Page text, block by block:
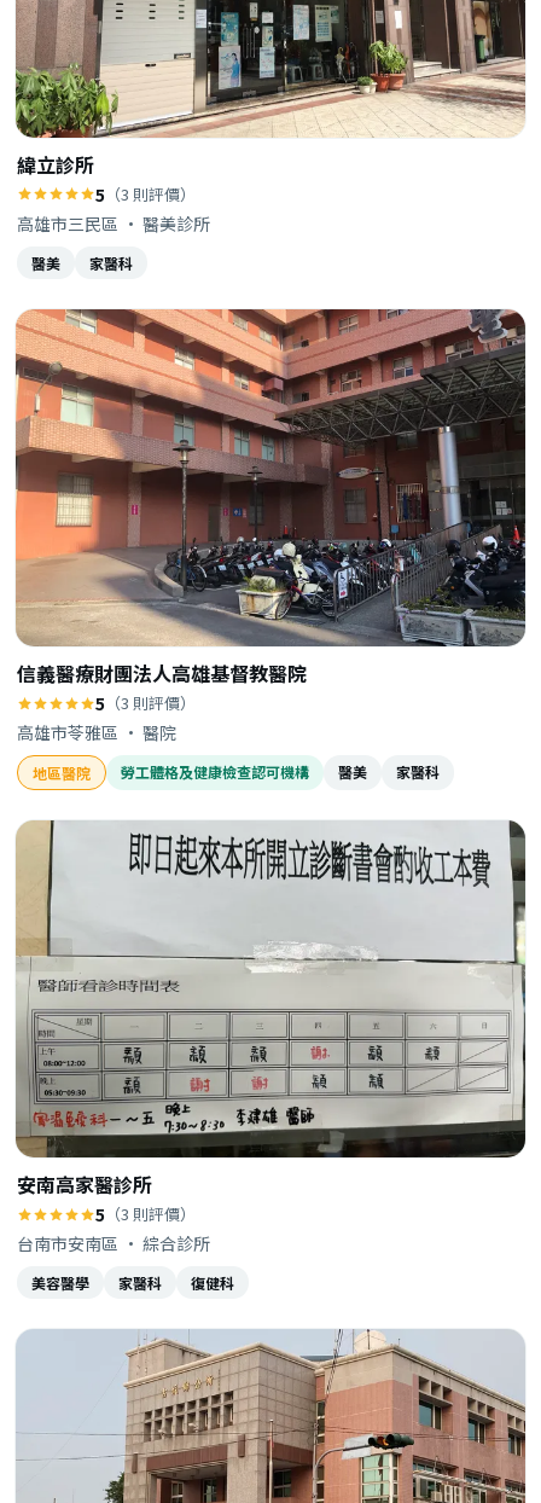
緯立診所
5 （3 則評價）
高雄市三民區 · 醫美診所
醫美 家醫科
信義醫療財團法人高雄基督教醫院
5 （3 則評價）
高雄市苓雅區 · 醫院
地區醫院 勞工體格及健康檢查認可機構 醫美 家醫科
安南高家醫診所
5 （3 則評價）
台南市安南區 · 綜合診所
美容醫學 家醫科 復健科